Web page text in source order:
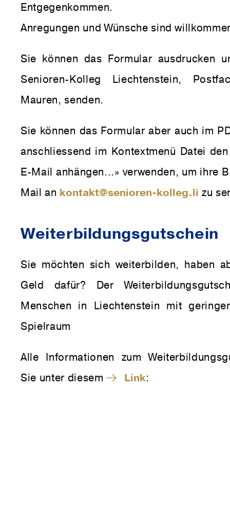
Entgegenkommen.
Anregungen und Wünsche sind
Sie können das Formular ausdrucken
Senioren-Kolleg Liechtenstein,
Mauren, senden.
Sie können das Formular aber auch im
anschliessend im Kontextmenü Datei
E-Mail anhängen...» verwenden, um ihre
Mail an kontakt@senioren-kolleg.li zu
Wei­ter­bil­dungs­gut­schein
Sie möchten sich weiterbilden, haben
Geld dafür? Der
Menschen in Liechtenstein mit
Spielraum
Alle Informationen zum
Sie unter diesem
Link: